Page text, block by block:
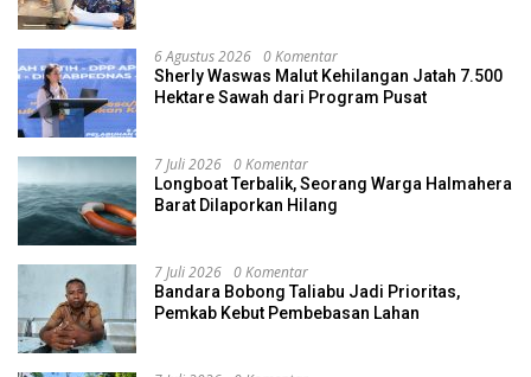
6 Agustus 2026 0 Komentar
Sherly Waswas Malut Kehilangan Jatah 7.500
Hektare Sawah dari Program Pusat
7 Juli 2026 0 Komentar
Longboat Terbalik, Seorang Warga Halmahera
Barat Dilaporkan Hilang
7 Juli 2026 0 Komentar
Bandara Bobong Taliabu Jadi Prioritas,
Pemkab Kebut Pembebasan Lahan